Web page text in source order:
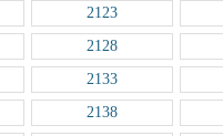
2123
2128
2133
2138